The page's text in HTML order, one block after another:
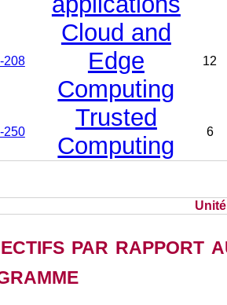
208
Cloud and
Edge
Computing
12
250
Trusted
Computing
6
par rapport